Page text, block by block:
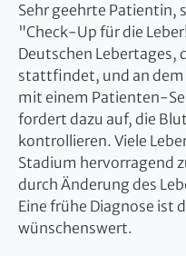
Sehr geehrte Patientin,
"Check-Up für die
Deutschen Lebertages,
stattfindet, und an dem
mit einem Patienten-
fordert dazu auf, die
kontrollieren. Viele
Stadium hervorragend
durch Änderung des
Eine frühe Diagnose ist
wünschenswert.